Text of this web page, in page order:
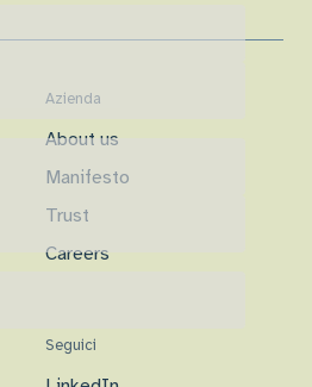
Azienda
About us
Manifesto
Trust
Careers
Seguici